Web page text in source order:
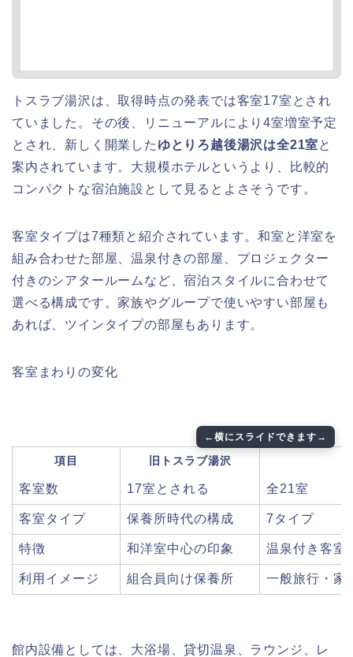
トスラブ湯沢は、取得時点の発表では客室17室とされ
ていました。その後、リニューアルにより4室増室予定
とされ、新しく開業した ゆとりろ越後湯沢は全21室と
案内されています。大規模ホテルというより、比較的
コンパクトな宿泊施設として見るとよさそうです。
客室タイプは7種類と紹介されています。和室と洋室を
組み合わせた部屋、温泉付きの部屋、プロジェクター
付きのシアタールームなど、宿泊スタイルに合わせて
選べる構成です。家族やグループで使いやすい部屋も
あれば、ツインタイプの部屋もあります。
客室まわりの変化
項目 旧トスラブ湯沢
客室数 17室とされる 全21室
客室タイプ 保養所時代の構成 7タイプ
特徴 和洋室中心の印象 温泉付き客室
利用イメージ 組合員向け保養所 一般旅行・家
館内設備としては、大浴場、貸切温泉、ラウンジ、レ